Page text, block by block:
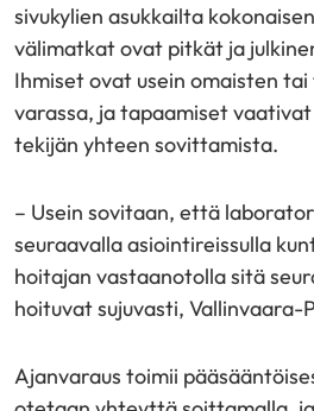
sivukylien asukkailta
välimatkat ovat pitkät ja
Ihmiset ovat usein omaisten
varassa, ja tapaamiset
tekijän yhteen sovittamista.
– Usein sovitaan, että
seuraavalla asiointireissulla
hoitajan vastaanotolla sitä
hoituvat sujuvasti,
Ajanvaraus toimii